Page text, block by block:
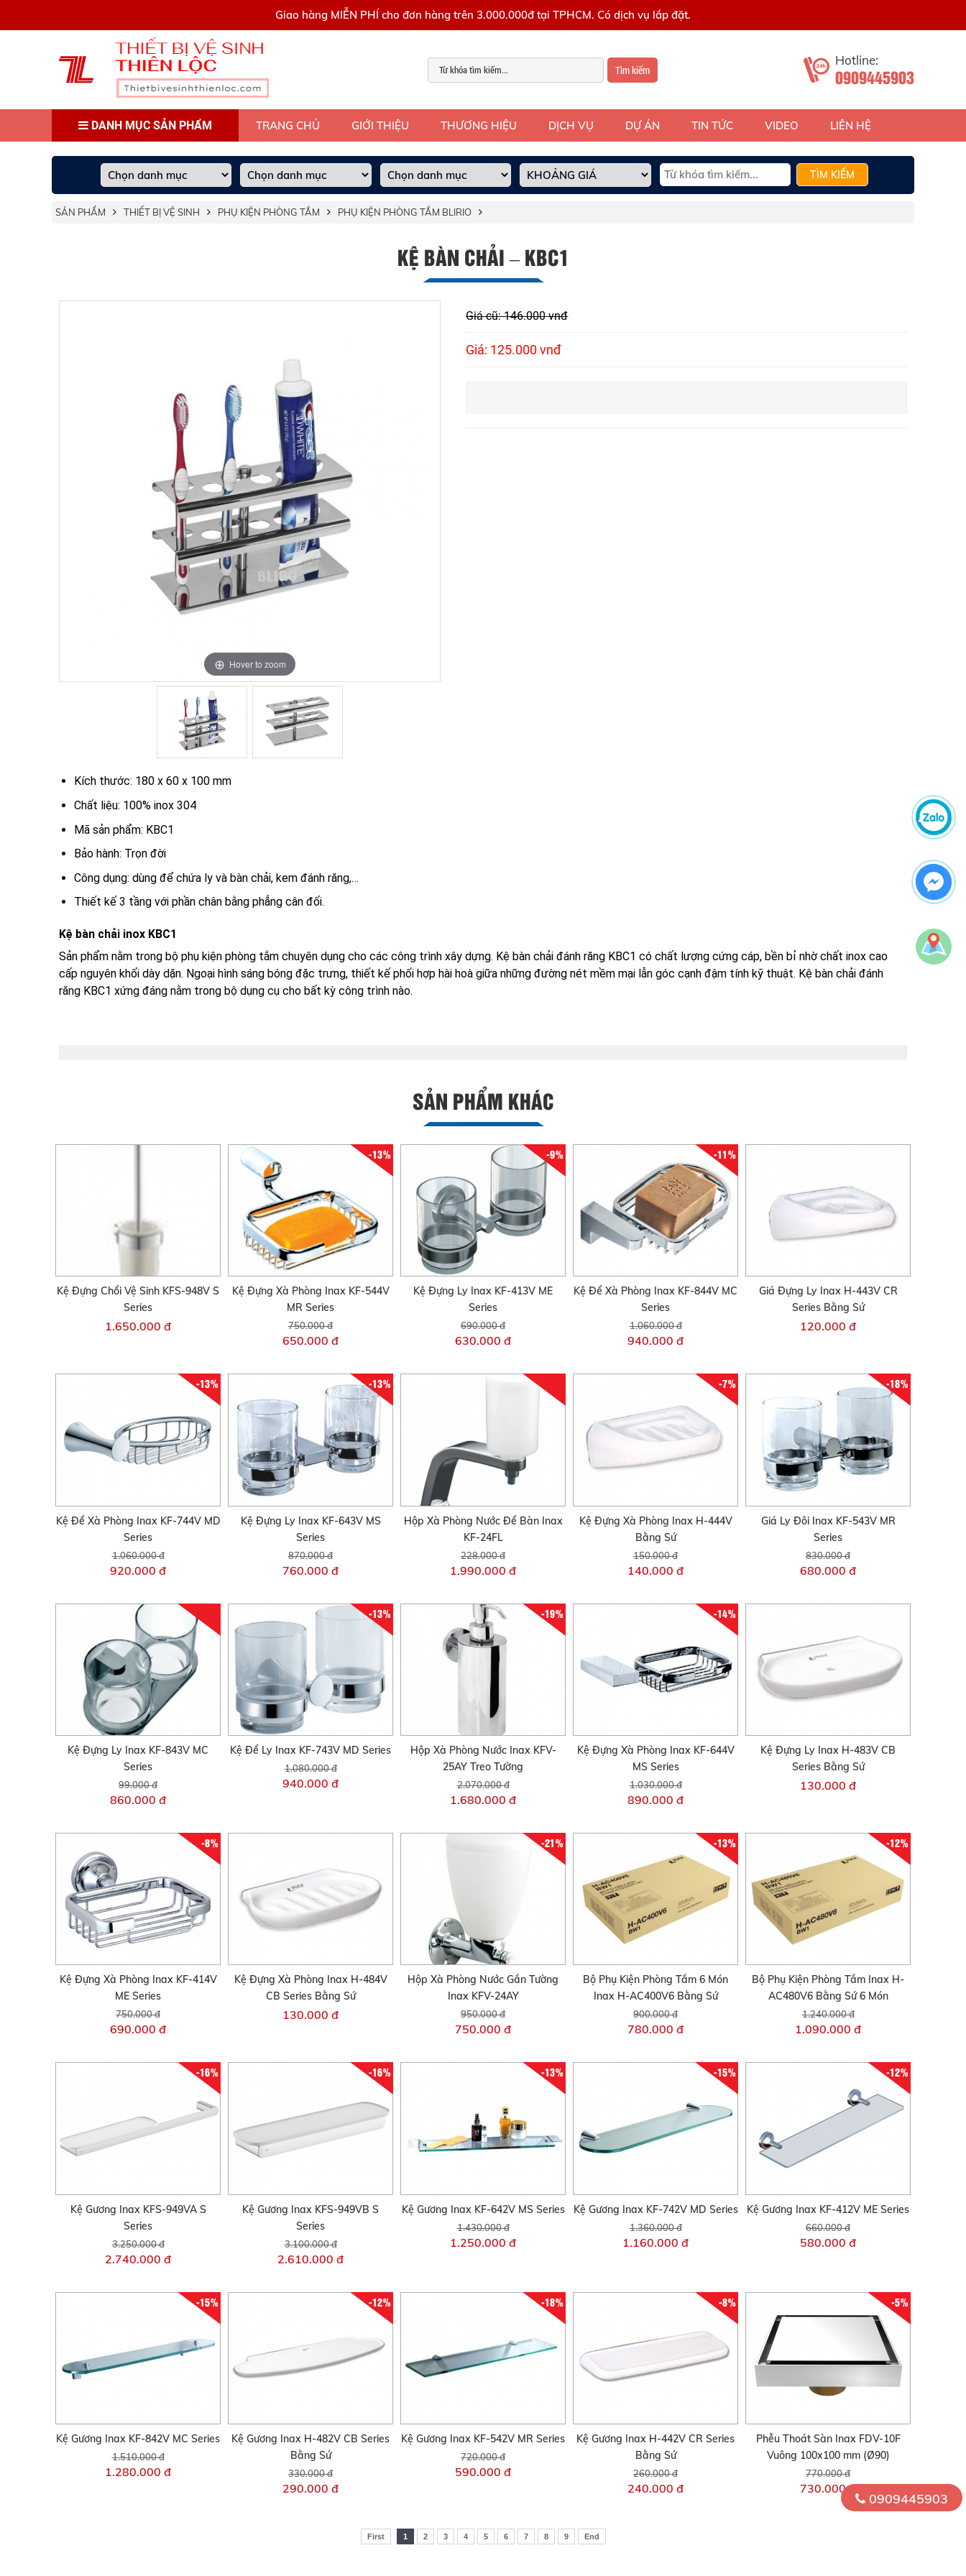
Giao hàng MIỄN PHÍ cho đơn hàng trên 3.000.000đ tại TPHCM. Có dịch vụ lắp đặt.
Tìm kiếm
Hotline:
0909445903
DANH MỤC SẢN PHẨM TRANG CHỦ GIỚI THIỆU THƯƠNG HIỆU DỊCH VỤ DỰ ÁN TIN TỨC VIDEO LIÊN HỆ
TÌM KIẾM
SẢN PHẨM THIẾT BỊ VỆ SINH PHỤ KIỆN PHÒNG TẮM PHỤ KIỆN PHÒNG TẮM BLIRIO
KỆ BÀN CHẢI – KBC1
Hover to zoom
Hover to zoom
Giá cũ: 146.000 vnđ
Giá: 125.000 vnđ
Kích thước: 180 x 60 x 100 mm
Chất liệu: 100% inox 304
Mã sản phẩm: KBC1
Bảo hành: Trọn đời
Công dụng: dùng để chứa ly và bàn chải, kem đánh răng,…
Thiết kế 3 tầng với phần chân bằng phẳng cân đối.
Kệ bàn chải inox KBC1
Sản phẩm nằm trong bộ phụ kiện phòng tắm chuyên dụng cho các công trình xây dựng. Kệ bàn chải đánh răng KBC1 có chất lượng cứng cáp, bền bỉ nhờ chất inox cao
cấp nguyên khối dày dặn. Ngoại hình sáng bóng đặc trưng, thiết kế phối hợp hài hoà giữa những đường nét mềm mại lẫn góc cạnh đậm tính kỹ thuật. Kệ bàn chải đánh
răng KBC1 xứng đáng nằm trong bộ dụng cụ cho bất kỳ công trình nào.
SẢN PHẨM KHÁC
Kệ Đựng Chổi Vệ Sinh KFS-948V S
Series
1.650.000 đ
-13%
Kệ Đựng Xà Phòng Inax KF-544V
MR Series
750.000 đ
650.000 đ
-9%
Kệ Đựng Ly Inax KF-413V ME
Series
690.000 đ
630.000 đ
-11%
Kệ Để Xà Phòng Inax KF-844V MC
Series
1.060.000 đ
940.000 đ
Giá Đựng Ly Inax H-443V CR
Series Bằng Sứ
120.000 đ
-13%
Kệ Để Xà Phòng Inax KF-744V MD
Series
1.060.000 đ
920.000 đ
-13%
Kệ Đựng Ly Inax KF-643V MS
Series
870.000 đ
760.000 đ
Hộp Xà Phòng Nước Để Bàn Inax
KF-24FL
228.000 đ
1.990.000 đ
-7%
Kệ Đựng Xà Phòng Inax H-444V
Bằng Sứ
150.000 đ
140.000 đ
-18%
Giá Ly Đôi Inax KF-543V MR
Series
830.000 đ
680.000 đ
Kệ Đựng Ly Inax KF-843V MC
Series
99.000 đ
860.000 đ
-13%
Kệ Để Ly Inax KF-743V MD Series
1.080.000 đ
940.000 đ
-19%
Hộp Xà Phòng Nước Inax KFV-
25AY Treo Tường
2.070.000 đ
1.680.000 đ
-14%
Kệ Đựng Xà Phòng Inax KF-644V
MS Series
1.030.000 đ
890.000 đ
Kệ Đựng Ly Inax H-483V CB
Series Bằng Sứ
130.000 đ
-8%
Kệ Đựng Xà Phòng Inax KF-414V
ME Series
750.000 đ
690.000 đ
Kệ Đựng Xà Phòng Inax H-484V
CB Series Bằng Sứ
130.000 đ
-21%
Hộp Xà Phòng Nước Gắn Tường
Inax KFV-24AY
950.000 đ
750.000 đ
-13%
Bộ Phụ Kiện Phòng Tắm 6 Món
Inax H-AC400V6 Bằng Sứ
900.000 đ
780.000 đ
-12%
Bộ Phụ Kiện Phòng Tắm Inax H-
AC480V6 Bằng Sứ 6 Món
1.240.000 đ
1.090.000 đ
-16%
Kệ Gương Inax KFS-949VA S
Series
3.250.000 đ
2.740.000 đ
-16%
Kệ Gương Inax KFS-949VB S
Series
3.100.000 đ
2.610.000 đ
-13%
Kệ Gương Inax KF-642V MS Series
1.430.000 đ
1.250.000 đ
-15%
Kệ Gương Inax KF-742V MD Series
1.360.000 đ
1.160.000 đ
-12%
Kệ Gương Inax KF-412V ME Series
660.000 đ
580.000 đ
-15%
Kệ Gương Inax KF-842V MC Series
1.510.000 đ
1.280.000 đ
-12%
Kệ Gương Inax H-482V CB Series
Bằng Sứ
330.000 đ
290.000 đ
-18%
Kệ Gương Inax KF-542V MR Series
720.000 đ
590.000 đ
-8%
Kệ Gương Inax H-442V CR Series
Bằng Sứ
260.000 đ
240.000 đ
-5%
Phễu Thoát Sàn Inax FDV-10F
Vuông 100x100 mm (Ø90)
770.000 đ
730.000 đ
First 1 2 3 4 5 6 7 8 9 End
0909445903